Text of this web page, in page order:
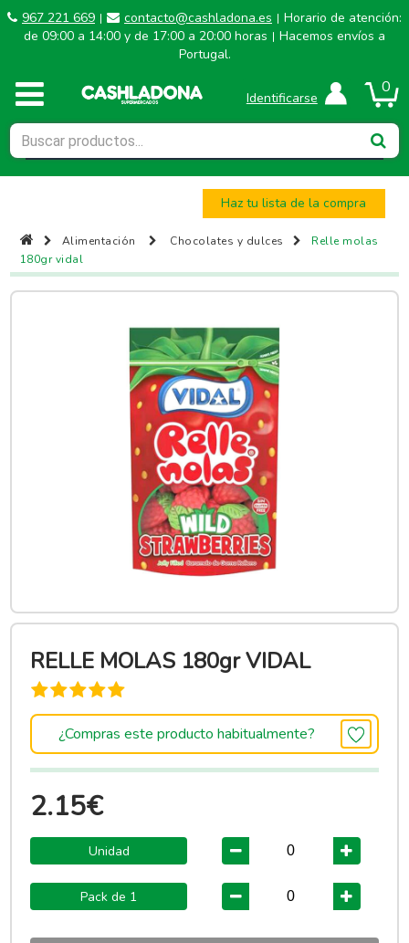
967 221 669 | contacto@cashladona.es | Horario de atención:
de 09:00 a 14:00 y de 17:00 a 20:00 horas | Hacemos envíos a
Portugal.
0
Identificarse
Haz tu lista de la compra
Alimentación Chocolates y dulces
Relle molas
180gr vidal
RELLE MOLAS 180gr VIDAL
¿Compras este producto habitualmente?
2.15€
Unidad
Pack de 1